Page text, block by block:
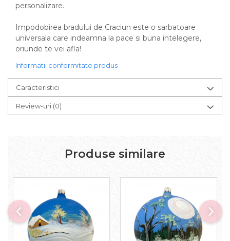
personalizare.
Impodobirea bradului de Craciun este o sarbatoare
universala care indeamna la pace si buna intelegere,
oriunde te vei afla!
Informatii conformitate produs
Caracteristici
Review-uri (0)
Produse similare